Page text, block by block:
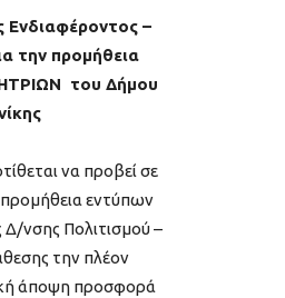
–
την προμήθεια
του Δήμου
να προβεί σε
εντύπων
νσης Πολιτισμού –
την πλέον
άποψη προσφορά